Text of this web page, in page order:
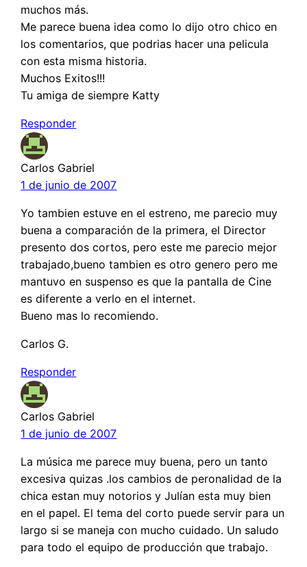
muchos más.
Me parece buena idea como lo dijo otro chico en
los comentarios, que podrias hacer una pelicula
con esta misma historia.
Muchos Exitos!!!
Tu amiga de siempre Katty
Responder
Carlos Gabriel
1 de junio de 2007
Yo tambien estuve en el estreno, me parecio muy
buena a comparación de la primera, el Director
presento dos cortos, pero este me parecio mejor
trabajado,bueno tambien es otro genero pero me
mantuvo en suspenso es que la pantalla de Cine
es diferente a verlo en el internet.
Bueno mas lo recomiendo.
Carlos G.
Responder
Carlos Gabriel
1 de junio de 2007
La música me parece muy buena, pero un tanto
excesiva quizas .los cambios de peronalidad de la
chica estan muy notorios y Julían esta muy bien
en el papel. El tema del corto puede servir para un
largo si se maneja con mucho cuidado. Un saludo
para todo el equipo de producción que trabajo.